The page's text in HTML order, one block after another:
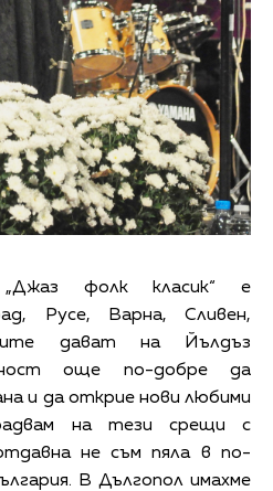
фолк класик“ е
Русе, Варна, Сливен,
дават на Йълдъз
още по-добре да
и да открие нови любими
на тези срещи с
не съм пяла в по-
В Дългопол имахме